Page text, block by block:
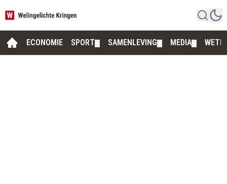
ECONOMIE SPORT SAMENLEVING MEDIA